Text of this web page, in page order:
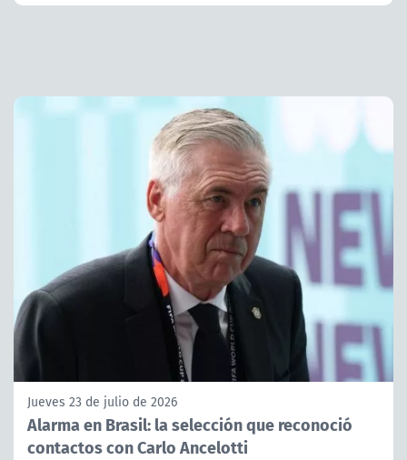
Jueves 23 de julio de 2026
Alarma en Brasil: la selección que reconoció
contactos con Carlo Ancelotti